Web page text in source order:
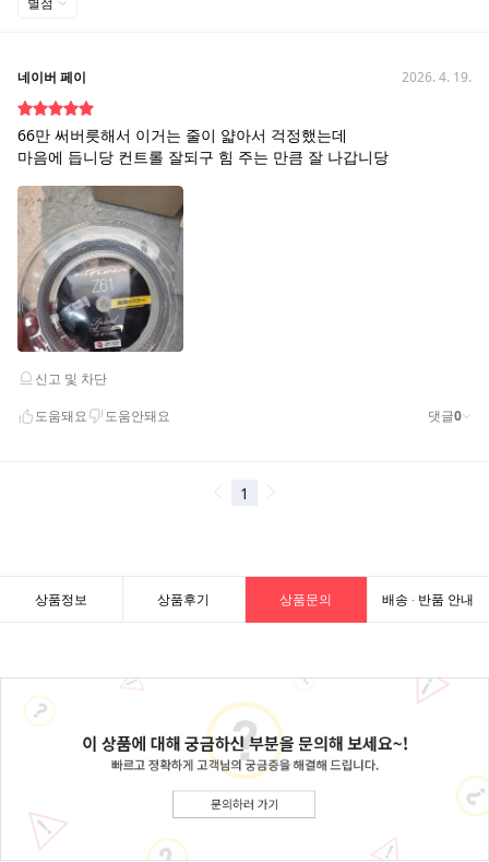
상품정보 상품후기 상품문의 배송 · 반품 안내